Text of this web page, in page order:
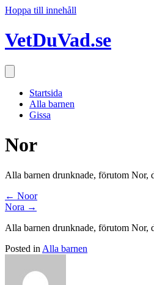
Hoppa till innehåll
VetDuVad.se
Startsida
Alla barnen
Gissa
Nor
Alla barnen drunknade, förutom Nor,
Posts
navigation
← Noor
Nora →
Alla barnen drunknade, förutom Nor,
Posted in Alla barnen